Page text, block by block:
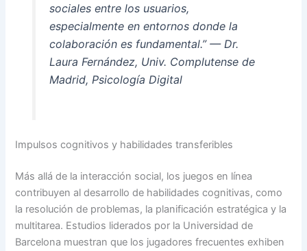
sociales entre los usuarios,
especialmente en entornos donde la
colaboración es fundamental.” — Dr.
Laura Fernández, Univ. Complutense de
Madrid, Psicología Digital
Impulsos cognitivos y habilidades transferibles
Más allá de la interacción social, los juegos en línea
contribuyen al desarrollo de habilidades cognitivas, como
la resolución de problemas, la planificación estratégica y la
multitarea. Estudios liderados por la Universidad de
Barcelona muestran que los jugadores frecuentes exhiben